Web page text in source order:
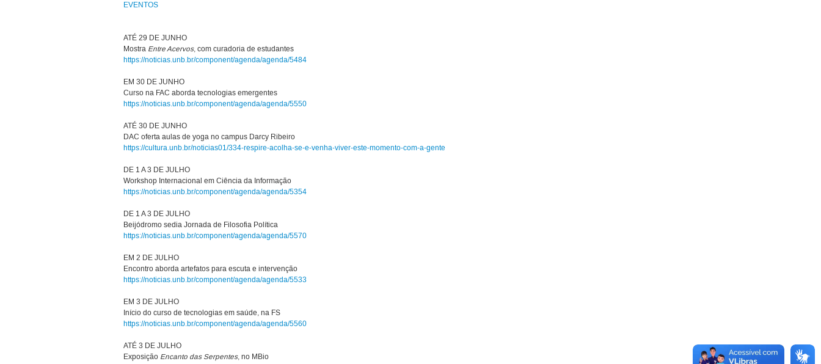
EVENTOS
ATÉ 29 DE JUNHO
Mostra Entre Acervos, com curadoria de estudantes
https://noticias.unb.br/component/agenda/agenda/5484
EM 30 DE JUNHO
Curso na FAC aborda tecnologias emergentes
https://noticias.unb.br/component/agenda/agenda/5550
ATÉ 30 DE JUNHO
DAC oferta aulas de yoga no campus Darcy Ribeiro
https://cultura.unb.br/noticias01/334-respire-acolha-se-e-venha-viver-este-momento-com-a-gente
DE 1 A 3 DE JULHO
Workshop Internacional em Ciência da Informação
https://noticias.unb.br/component/agenda/agenda/5354
DE 1 A 3 DE JULHO
Beijódromo sedia Jornada de Filosofia Política
https://noticias.unb.br/component/agenda/agenda/5570
EM 2 DE JULHO
Encontro aborda artefatos para escuta e intervenção
https://noticias.unb.br/component/agenda/agenda/5533
EM 3 DE JULHO
Início do curso de tecnologias em saúde, na FS
https://noticias.unb.br/component/agenda/agenda/5560
ATÉ 3 DE JULHO
Exposição Encanto das Serpentes, no MBio